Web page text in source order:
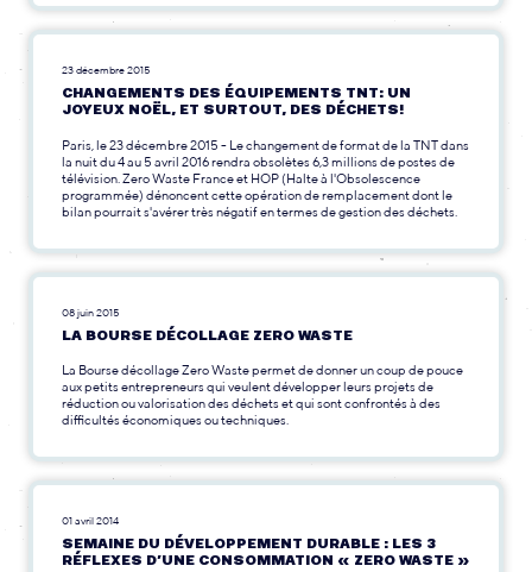
23 décembre 2015
CHANGEMENTS DES ÉQUIPEMENTS TNT: UN
JOYEUX NOËL, ET SURTOUT, DES DÉCHETS!
Paris, le 23 décembre 2015 - Le changement de format de la TNT dans
la nuit du 4 au 5 avril 2016 rendra obsolètes 6,3 millions de postes de
télévision. Zero Waste France et HOP (Halte à l'Obsolescence
programmée) dénoncent cette opération de remplacement dont le
bilan pourrait s'avérer très négatif en termes de gestion des déchets.
08 juin 2015
LA BOURSE DÉCOLLAGE ZERO WASTE
La Bourse décollage Zero Waste permet de donner un coup de pouce
aux petits entrepreneurs qui veulent développer leurs projets de
réduction ou valorisation des déchets et qui sont confrontés à des
difficultés économiques ou techniques.
01 avril 2014
SEMAINE DU DÉVELOPPEMENT DURABLE : LES 3
RÉFLEXES D’UNE CONSOMMATION « ZERO WASTE »